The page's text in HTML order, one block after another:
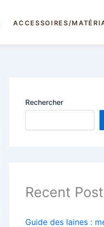
ACCESSOIRES/
Rechercher
Recent
Guide des laines :